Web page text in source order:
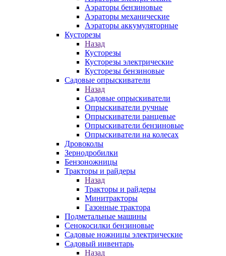
Аэраторы бензиновые
Аэраторы механические
Аэраторы аккумуляторные
Кусторезы
Назад
Кусторезы
Кусторезы электрические
Кусторезы бензиновые
Садовые опрыскиватели
Назад
Садовые опрыскиватели
Опрыскиватели ручные
Опрыскиватели ранцевые
Опрыскиватели бензиновые
Опрыскиватели на колесах
Дровоколы
Зернодробилки
Бензоножницы
Тракторы и райдеры
Назад
Тракторы и райдеры
Минитракторы
Газонные трактора
Подметальные машины
Сенокосилки бензиновые
Садовые ножницы электрические
Садовый инвентарь
Назад